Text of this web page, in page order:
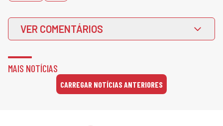
VER COMENTÁRIOS
MAIS NOTÍCIAS
CARREGAR NOTÍCIAS ANTERIORES